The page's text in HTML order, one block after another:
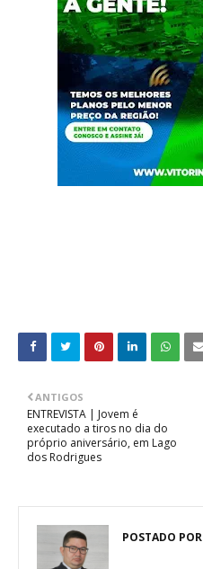
ANTIGOS
ENTREVISTA | Jovem é
executado a tiros no dia do
próprio aniversário, em Lago
dos Rodrigues
POSTADO POR